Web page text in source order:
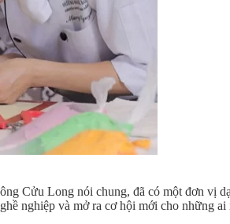
Cửu Long nói chung, đã có một đơn vị
nghiệp và mở ra cơ hội mới cho những